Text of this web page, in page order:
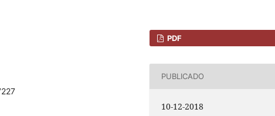
PDF
PUBLICADO
10-12-2018